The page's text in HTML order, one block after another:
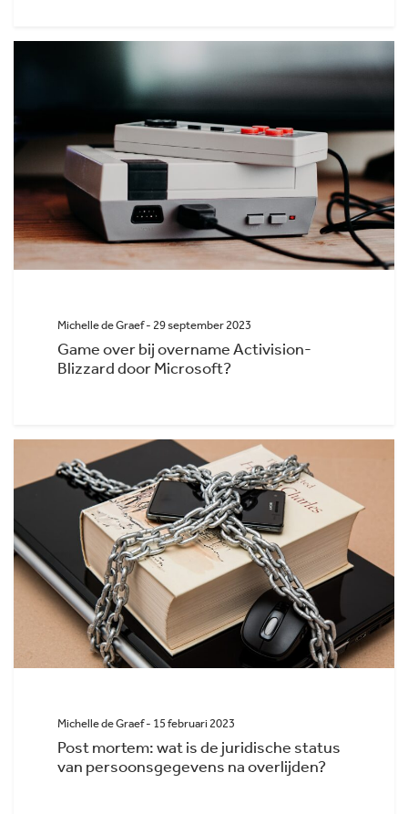
Michelle de Graef - 29 september 2023
Game over bij overname Activision-
Blizzard door Microsoft?
Michelle de Graef - 15 februari 2023
Post mortem: wat is de juridische status
van persoonsgegevens na overlijden?